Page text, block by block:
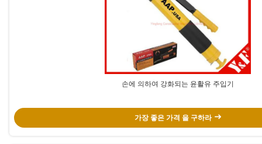
손에 의하여 강화되는 윤활유 주입기
가장 좋은 가격 을 구하라